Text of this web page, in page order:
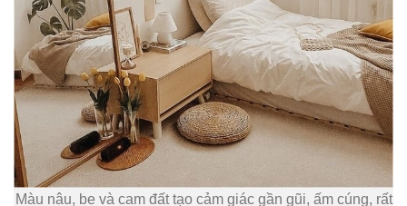
Màu nâu, be và cam đất tạo cảm giác gần gũi, ấm cúng, rất